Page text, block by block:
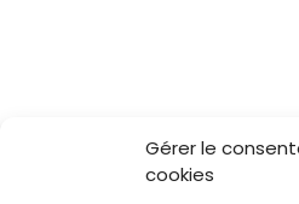
Gérer le
cookies